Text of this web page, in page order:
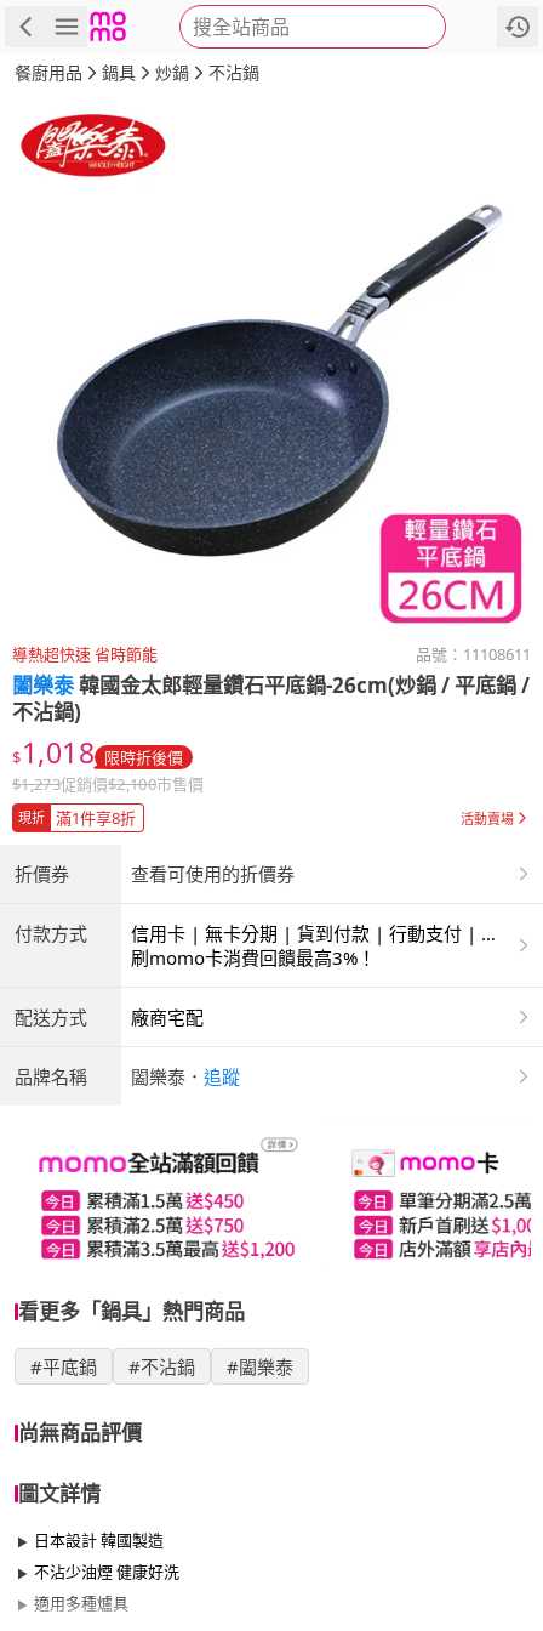
搜全站商品
商品 評價 詳情
餐廚用品 鍋具 炒鍋 不沾鍋
導熱超快速 省時節能 品號： 11108611
闔樂泰韓國金太郎輕量鑽石平底鍋-26cm(炒鍋 / 平底鍋 /
不沾鍋)
$1,018 限時折後價
$1,273促銷價$2,100市售價
現折 滿1件享8折 活動賣場
折價券 查看可使用的折價券
付款方式
信用卡 | 無卡分期 | 貨到付款 | 行動支付 | 超
商付款 | ATM | 銀聯卡
刷momo卡消費回饋最高3%！
配送方式 廠商宅配
品牌名稱 闔樂泰 ． 追蹤
看更多「鍋具」熱門商品
#平底鍋 #不沾鍋 #闔樂泰
尚無商品評價
圖文詳情
日本設計 韓國製造
不沾少油煙 健康好洗
適用多種爐具